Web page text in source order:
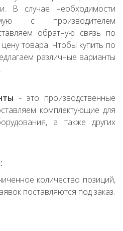
В случае необходимости
с производителем
обратную связь по
товара. Чтобы купить по
различные варианты
- это производственные
комплектующие для
а также других
количество позиций,
поставляются под заказ.